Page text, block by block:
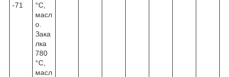
-71
°С,
масл
о.
Зака
лка
780
°С,
масл